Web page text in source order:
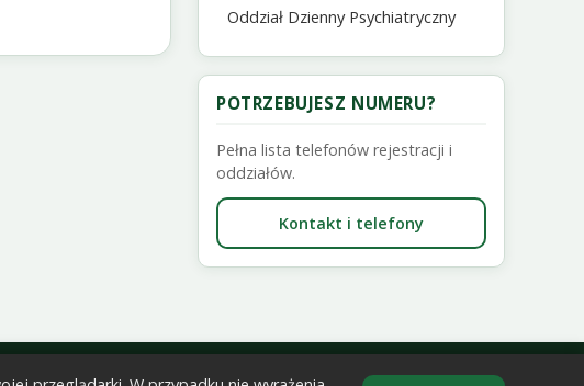
Oddział Dzienny Psychiatryczny
POTRZEBUJESZ NUMERU?
Pełna lista telefonów rejestracji i
oddziałów.
Kontakt i telefony